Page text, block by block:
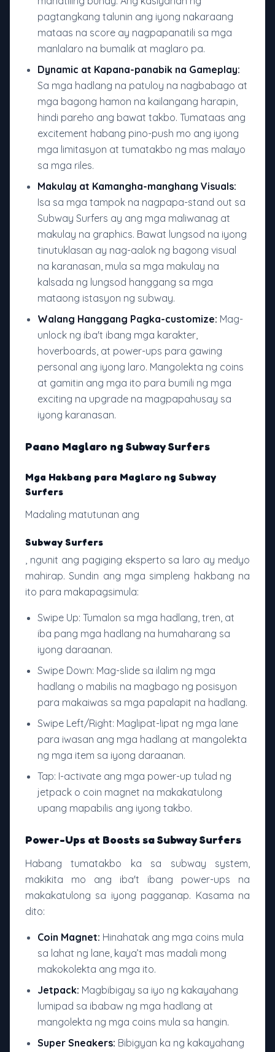
pagtangkang talunin ang iyong nakaraang
mataas na score ay nagpapanatili sa mga
manlalaro na bumalik at maglaro pa.
Dynamic at Kapana-panabik na Gameplay:
Sa mga hadlang na patuloy na nagbabago at
mga bagong hamon na kailangang harapin,
hindi pareho ang bawat takbo. Tumataas ang
excitement habang pino-push mo ang iyong
mga limitasyon at tumatakbo ng mas malayo
sa mga riles.
Makulay at Kamangha-manghang Visuals:
Isa sa mga tampok na nagpapa-stand out sa
Subway Surfers ay ang mga maliwanag at
makulay na graphics. Bawat lungsod na iyong
tinutuklasan ay nag-aalok ng bagong visual
na karanasan, mula sa mga makulay na
kalsada ng lungsod hanggang sa mga
mataong istasyon ng subway.
Walang Hanggang Pagka-customize: Mag-
unlock ng iba't ibang mga karakter,
hoverboards, at power-ups para gawing
personal ang iyong laro. Mangolekta ng coins
at gamitin ang mga ito para bumili ng mga
exciting na upgrade na magpapahusay sa
iyong karanasan.
Paano Maglaro ng Subway Surfers
Mga Hakbang para Maglaro ng Subway
Surfers
Madaling matutunan ang
Subway Surfers
, ngunit ang pagiging eksperto sa laro ay medyo
mahirap. Sundin ang mga simpleng hakbang na
ito para makapagsimula:
Swipe Up: Tumalon sa mga hadlang, tren, at
iba pang mga hadlang na humaharang sa
iyong daraanan.
Swipe Down: Mag-slide sa ilalim ng mga
hadlang o mabilis na magbago ng posisyon
para makaiwas sa mga papalapit na hadlang.
Swipe Left/Right: Maglipat-lipat ng mga lane
para iwasan ang mga hadlang at mangolekta
ng mga item sa iyong daraanan.
Tap: I-activate ang mga power-up tulad ng
jetpack o coin magnet na makakatulong
upang mapabilis ang iyong takbo.
Power-Ups at Boosts sa Subway Surfers
Habang tumatakbo ka sa subway system,
makikita mo ang iba't ibang power-ups na
makakatulong sa iyong pagganap. Kasama na
dito:
Coin Magnet: Hinahatak ang mga coins mula
sa lahat ng lane, kaya’t mas madali mong
makokolekta ang mga ito.
Jetpack: Magbibigay sa iyo ng kakayahang
lumipad sa ibabaw ng mga hadlang at
mangolekta ng mga coins mula sa hangin.
Super Sneakers: Bibigyan ka ng kakayahang